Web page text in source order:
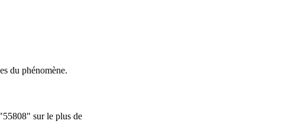
du phénomène.
sur le plus de